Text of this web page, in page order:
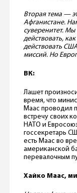
Вторая тема —
Афганистане.
суверенитет.
действовать,
действовать
миссий. Но
ВК:
Лашет
время, что
Маас проводил
встречу своих
НАТО и
госсекретарь
есть Маас во
американской
перевалочным
Хайко Маас,